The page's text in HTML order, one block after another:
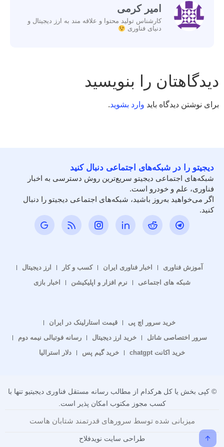
امیر کرمی
کارشناس تولید محتوا و علاقه مند به ارز دیجیتال و
دنیای فناوری
دیدگاهتان را بنویسید
برای نوشتن دیدگاه باید وارد بشوید.
دیجیتو را در شبکه‌های اجتماعی دنبال کنید
شبکه‌های اجتماعی دیجیتو سریع‌ترین روش دسترسی به اخبار
فناوری، علم و خودرو است.
اگر می‌خواهید به‌روز باشید، شبکه‌های اجتماعی دیجیتو را دنبال
کنید.
آموزش فناوری اخبار فناوری ایران کسب و کار
ارز دیجیتال
شبکه های اجتماعی
نرم افزار و اپلیکیشن اخبار بازی
خرید سرور اچ پی
قیمت استارلینک در ایران
سرور اختصاصی شاتل
خرید ارز دیجیتال
رسانه فوتبالی نیمه دوم
خرید اکانت chatgpt
خرید گیم پس دلار استرالیا
© کپی بخش یا کل هرکدام از مطالب رسانه مستقل فناوری دیجیتیو تنها با
کسب مجوز مکتوب امکان پذیر است.
میزبانی شده توسط سرورهای قدرتمند شتابان هاست
طراحی سایت نویدفلاح